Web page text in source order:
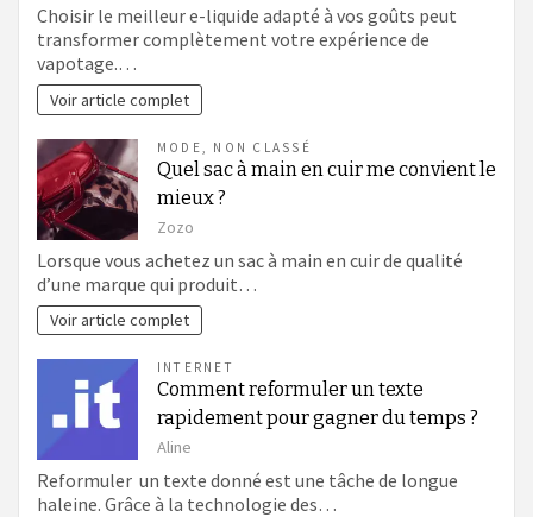
Choisir le meilleur e-liquide adapté à vos goûts peut
transformer complètement votre expérience de
vapotage.…
Voir article complet
MODE, NON CLASSÉ
Quel sac à main en cuir me convient le
mieux ?
Zozo
Lorsque vous achetez un sac à main en cuir de qualité
d’une marque qui produit…
Voir article complet
INTERNET
Comment reformuler un texte
rapidement pour gagner du temps ?
Aline
Reformuler un texte donné est une tâche de longue
haleine. Grâce à la technologie des…